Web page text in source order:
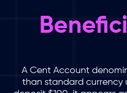
A Cent Account
than standard currency